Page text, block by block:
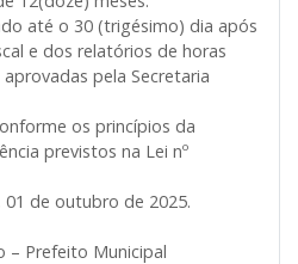
até o 30 (trigésimo) dia após
e dos relatórios de horas
pela Secretaria
os princípios da
previstos na Lei nº
de outubro de 2025.
– Prefeito Municipal